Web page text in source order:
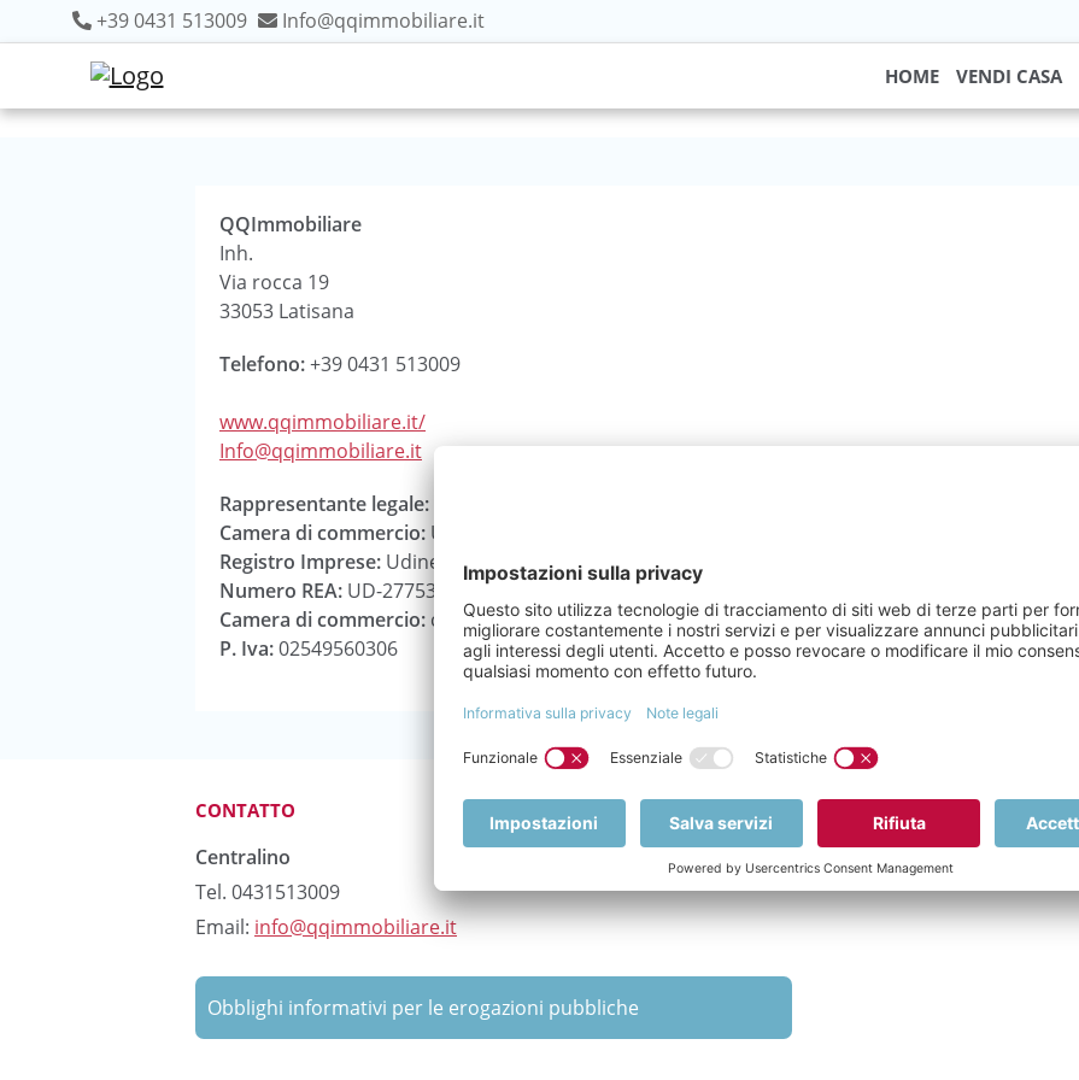
+39 0431 513009 Info@qqimmobiliare.it
HOME VENDI CASA
QQImmobiliare
Inh.
Via rocca 19
33053 Latisana
Telefono:+39 0431 513009
www.qqimmobiliare.it/
Info@qqimmobiliare.it
Rappresentante legale:
Camera di commercio: Udine
Registro Imprese: Udine
Numero REA: UD-277533
Camera di commercio: capitale interamente versato 50.000€
P. Iva:02549560306
CONTATTO
Centralino
Tel. 0431513009
Email: info@qqimmobiliare.it
Obblighi informativi per le erogazioni pubbliche